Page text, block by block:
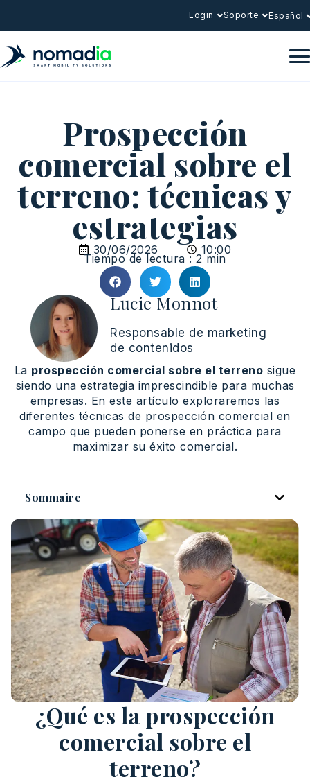
Login Soporte Español
Prospección
comercial sobre el
terreno: técnicas y
estrategias
30/06/2026 10:00
Tiempo de lectura : 2 min
Lucie Monnot
Responsable de marketing
de contenidos
La prospección comercial sobre el terreno sigue
siendo una estrategia imprescindible para muchas
empresas. En este artículo exploraremos las
diferentes técnicas de prospección comercial en
campo que pueden ponerse en práctica para
maximizar su éxito comercial.
Sommaire
¿Qué es la prospección
comercial sobre el
terreno?